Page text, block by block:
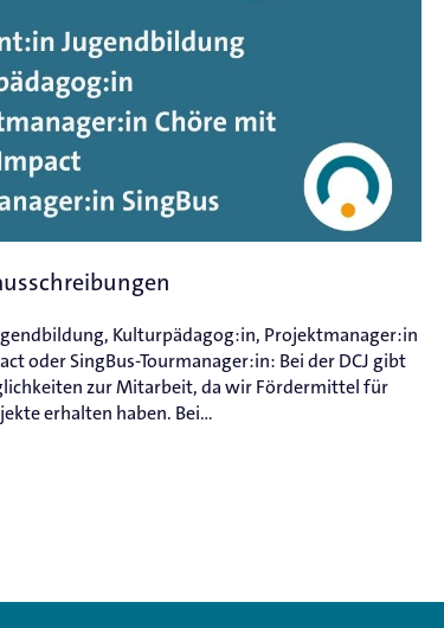
Kulturpädagog:in, Projektmanager:in
oder SingBus-Tourmanager:in: Bei der DCJ gibt
zur Mitarbeit, da wir Fördermittel für
erhalten haben. Bei...